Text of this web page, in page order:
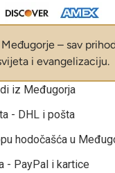
– sav
i evangelizaciju.
iz Međugorja
- DHL i pošta
hodočašća u
- PayPal i kartice